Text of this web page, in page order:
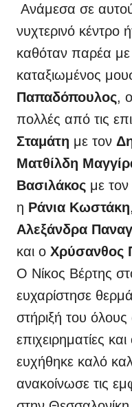
Ανάμεσα σε
νυχτερινό κέντρο
καθόταν παρέα με
καταξιωμένος
Παπαδόπουλος,
πολλές από τις
Σταμάτη με τον
Ματθίλδη
Βασιλάκος με τον
η Ράνια Κωστάκη
Αλεξάνδρα
και ο Χρύσανθος
Ο Νίκος Βέρτης
ευχαρίστησε
στήριξή του
επιχειρηματίες
ευχήθηκε καλό
ανακοίνωσε τις